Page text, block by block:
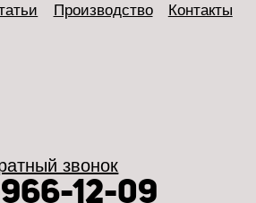
Производство
Контакты
звонок
12-09